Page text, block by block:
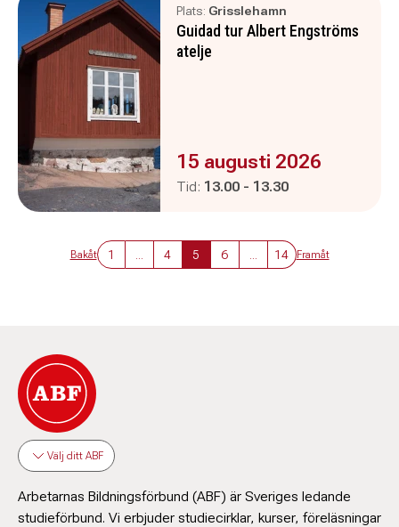
Plats: Grisslehamn
Guidad tur Albert Engströms
atelje
Evenemanget är :
15 augusti 2026
Tid: Pågår mellan
13.00 - och
13.30
Bakåt 1 4 5 6 14 Framåt
Välj ditt ABF
Arbetarnas Bildningsförbund (ABF) är Sveriges ledande
studieförbund. Vi erbjuder studiecirklar, kurser, föreläsningar